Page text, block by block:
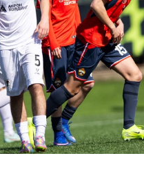
- Акрон - Академия